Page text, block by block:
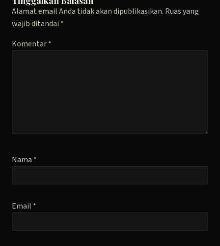
Alamat email Anda tidak akan dipublikasikan. Ruas yang
wajib ditandai *
Komentar*
Nama *
Email *